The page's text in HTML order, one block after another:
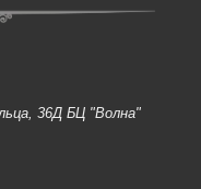
36Д БЦ "Волна"